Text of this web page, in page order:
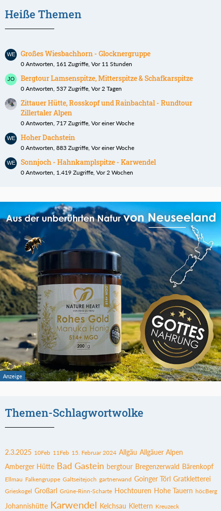
Heiße Themen
Großes Wiesbachhorn - Glocknergruppe
0 Antworten, 161 Zugriffe, Vor 11 Stunden
Bergtour Lamsenspitze, Mitterspitze & Schafkarspitze
0 Antworten, 537 Zugriffe, Vor 2 Tagen
Zittauer Hütte, Rosskopf und Rainbachtal - Rundtour
Zillertaler Alpen
0 Antworten, 717 Zugriffe, Vor einer Woche
Hoher Dachstein
0 Antworten, 883 Zugriffe, Vor einer Woche
Sonnjoch - Hahnkamplspitze - Karwendel
0 Antworten, 1.419 Zugriffe, Vor 2 Wochen
Themen-Schlagwortwolke
2.3.2025 10Feb 11Feb 15. Februar 2024 Allgäu Allgäuer Alpen
Amberger Hütte Bad Gastein bergtour Bregenzerwald Bärenkopf
Ellmau Falkengruppe Galtseitejoch gartnerwand Goinger Törl Gratkletterei
Grieskogel Großarl Grüne-Rinn-Scharte Hochtouren Hohe Tauern höcBerg
Johannishütte Karwendel Kelchsau Klettern Kreuzeck